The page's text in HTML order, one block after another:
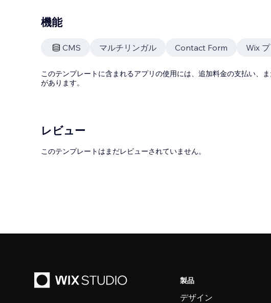
機能
CMS マルチリンガル Contact Form Wix
このテンプレートに含まれるアプリの使用には、追加料金の支払い、
があります。
レビュー
このテンプレートはまだレビューされていません。
製品
デザイン